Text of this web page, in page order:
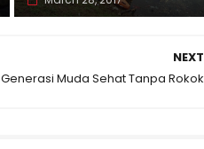
NEXT
Generasi Muda Sehat Tanpa Rokok